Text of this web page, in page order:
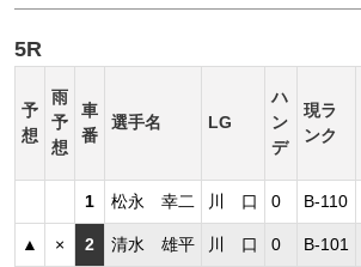
5R
予
想
雨
予
想
車
番
選手名 LG
ハ
ン
デ
現ラ
ンク
1 松永 幸二 川 口 0 B-110
▲ × 2 清水 雄平 川 口 0 B-101